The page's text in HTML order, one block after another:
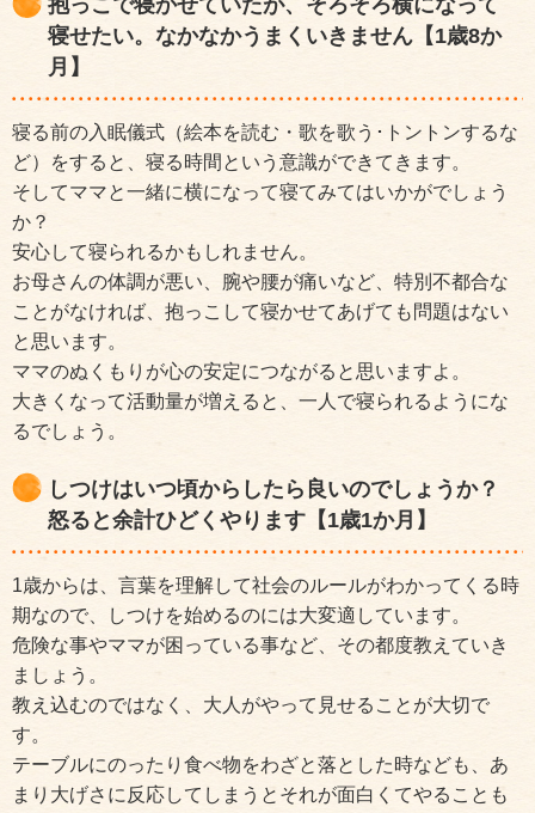
寝せたい。なかなかうまくいきません【1歳8か
月】
寝る前の入眠儀式（絵本を読む・歌を歌う･トントンするな
ど）をすると、寝る時間という意識ができてきます。
そしてママと一緒に横になって寝てみてはいかがでしょう
か？
安心して寝られるかもしれません。
お母さんの体調が悪い、腕や腰が痛いなど、特別不都合な
ことがなければ、抱っこして寝かせてあげても問題はない
と思います。
ママのぬくもりが心の安定につながると思いますよ。
大きくなって活動量が増えると、一人で寝られるようにな
るでしょう。
しつけはいつ頃からしたら良いのでしょうか？
怒ると余計ひどくやります【1歳1か月】
1歳からは、言葉を理解して社会のルールがわかってくる時
期なので、しつけを始めるのには大変適しています。
危険な事やママが困っている事など、その都度教えていき
ましょう。
教え込むのではなく、大人がやって見せることが大切で
す。
テーブルにのったり食べ物をわざと落とした時なども、あ
まり大げさに反応してしまうとそれが面白くてやることも